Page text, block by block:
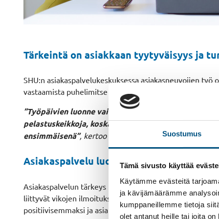
Suostumus
Tämä sivusto käyttää
Käytämme evästeitä
ja kävijämäärämme
kumppaneillemme tietoja
olet antanut heille tai joita
Tärkeintä on asiakkaan tyytyväisyys ja
SHU:n asiakaspalvelukeskuksessa asiakasneuvojien
vastaamista puhelimitse ja sähköisesti, huolto- ja
”Työpäivien luonne vaihtelee päivittäin. Välillä on
pelastuskeikkoja, koska ne menevät kaiken muun
ensimmäisenä”, kertoo SHU:n asiakasneuvoja Julia
Asiakaspalvelu luo mielikuvan
Asiakaspalvelun tärkeys korostuu puhelimitse, sillä
liittyvät vikojen ilmoituksiin, jolloin tilanteen asetelma
positiivisemmaksi ja asiakas on tyytyväinen saamaansa